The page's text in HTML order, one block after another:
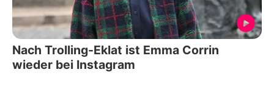
Nach Trolling-Eklat ist Emma Corrin
wieder bei Instagram